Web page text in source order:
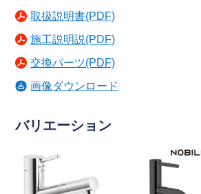
取扱説明書(PDF)
施工説明説(PDF)
交換パーツ(PDF)
画像ダウンロード
バリエーション